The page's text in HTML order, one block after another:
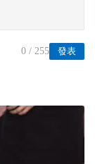
發表
0 / 255